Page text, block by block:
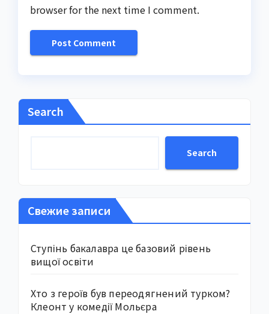
browser for the next time I comment.
Search
Search
Свежие записи
Ступінь бакалавра це базовий рівень
вищої освіти
Хто з героїв був переодягнений турком?
Клеонт у комедії Мольєра